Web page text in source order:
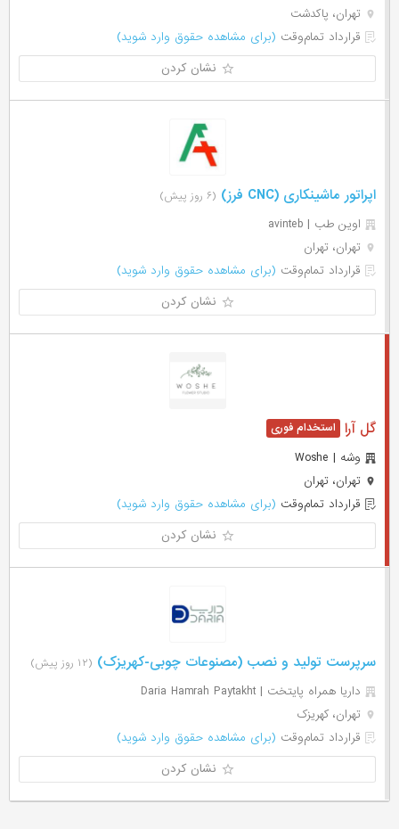
تهران، پاکدشت
قرارداد تمام‌وقت (برای مشاهده حقوق وارد شوید)
نشان کردن
اپراتور ماشینکاری (CNC فرز) (۶ روز پیش)
اوین طب | avinteb
تهران، تهران
قرارداد تمام‌وقت (برای مشاهده حقوق وارد شوید)
نشان کردن
گل آرا
وشه | Woshe
تهران، تهران
قرارداد تمام‌وقت (برای مشاهده حقوق وارد شوید)
نشان کردن
سرپرست تولید و نصب (مصنوعات چوبی-کهریزک) (۱۲ روز پیش)
داریا همراه پایتخت | Daria Hamrah Paytakht
تهران، کهریزک
قرارداد تمام‌وقت (برای مشاهده حقوق وارد شوید)
نشان کردن